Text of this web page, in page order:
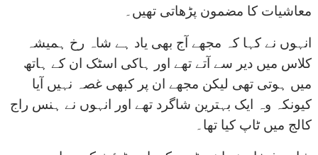
معاشیات کا مضمون پڑھاتی تھیں۔
انہوں نے کہا کہ مجھے آج بھی یاد ہے شاہ رخ ہمیشہ
کلاس میں دیر سے آتے تھے اور ہاکی اسٹک ان کے ہاتھ
میں ہوتی تھی لیکن مجھے ان پر کبھی غصہ نہیں آیا
کیونکہ وہ ایک بہترین شاگرد تھے اور انہوں نے ہنس راج
کالج میں ٹاپ کیا تھا۔